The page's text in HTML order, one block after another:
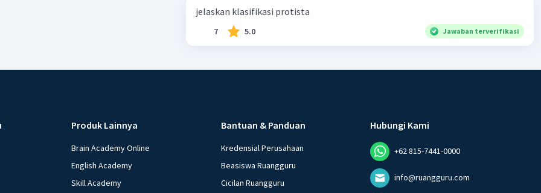
jelaskan klasifikasi protista
7 5.0 Jawaban terverifikasi
Produk Lainnya
Brain Academy Online
English Academy
Skill Academy
Bantuan & Panduan
Kredensial Perusahaan
Beasiswa Ruangguru
Cicilan Ruangguru
Hubungi Kami
+62 815-7441-0000
info@ruangguru.com